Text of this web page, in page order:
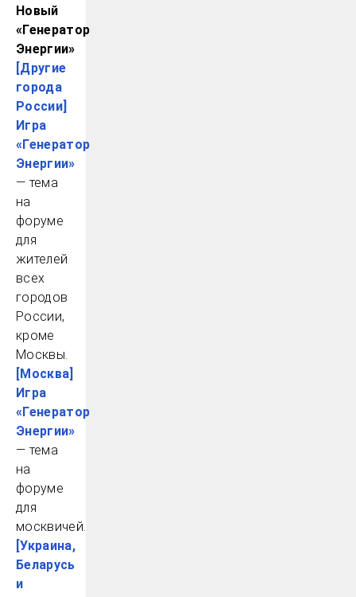
Новый
«Генератор
Энергии»
[Другие
города
России]
Игра
«Генератор
Энергии»
— тема
на
форуме
для
жителей
всех
городов
России,
кроме
Москвы.
[Москва]
Игра
«Генератор
Энергии»
— тема
на
форуме
для
москвичей.
[Украина,
Беларусь
и